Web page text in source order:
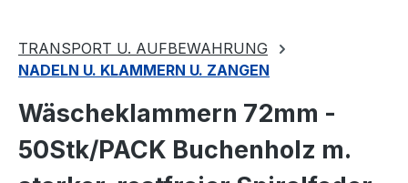
TRANSPORT U. AUFBEWAHRUNG
NADELN U. KLAMMERN U. ZANGEN
Wäscheklammern 72mm -
50Stk/PACK Buchenholz m.